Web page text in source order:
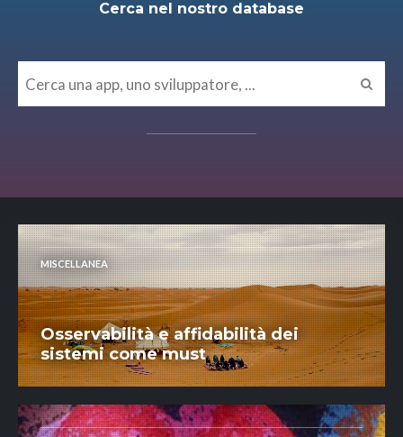
Cerca nel nostro database
MISCELLANEA
Osservabilità e affidabilità dei
sistemi come must